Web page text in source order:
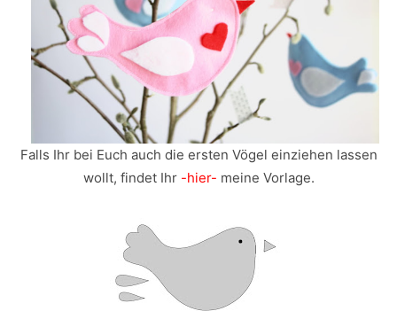
Falls Ihr bei Euch auch die ersten Vögel einziehen lassen
wollt, findet Ihr -hier- meine Vorlage.